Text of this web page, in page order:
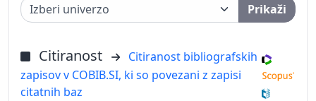
Prikaži
Citiranost
Citiranost bibliografskih
zapisov v COBIB.SI, ki so povezani z zapisi
citatnih baz